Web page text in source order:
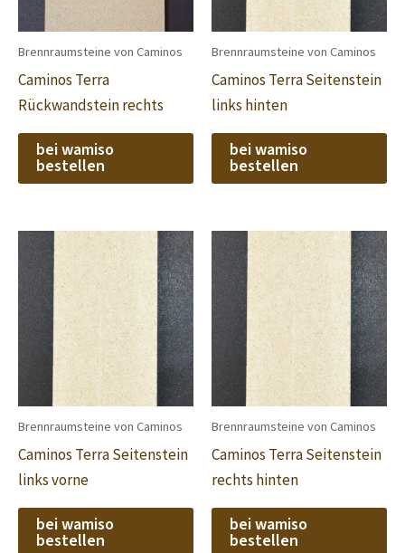
Brennraumsteine von Caminos
Caminos Terra
Rückwandstein rechts
bei wamiso
bestellen
Brennraumsteine von Caminos
Caminos Terra Seitenstein
links hinten
bei wamiso
bestellen
Brennraumsteine von Caminos
Caminos Terra Seitenstein
links vorne
bei wamiso
bestellen
Brennraumsteine von Caminos
Caminos Terra Seitenstein
rechts hinten
bei wamiso
bestellen